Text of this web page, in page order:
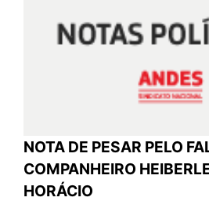
NOTA DE PESAR PELO
COMPANHEIRO
HORÁCIO